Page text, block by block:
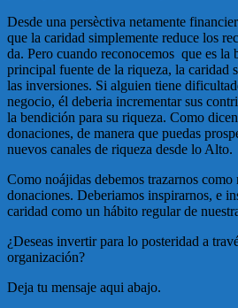
Desde una persèctiva netamente
que la caridad simplemente reduce los
da. Pero cuando reconocemos que es
principal fuente de la riqueza, la caridad
las inversiones. Si alguien tiene
negocio, él deberia incrementar sus
la bendición para su riqueza. Como
donaciones, de manera que puedas
nuevos canales de riqueza desde lo Alto.
Como noájidas debemos trazarnos como
donaciones. Deberiamos inspirarnos, e
caridad como un hábito regular de
¿Deseas invertir para lo posteridad a
organización?
Deja tu mensaje aqui abajo.